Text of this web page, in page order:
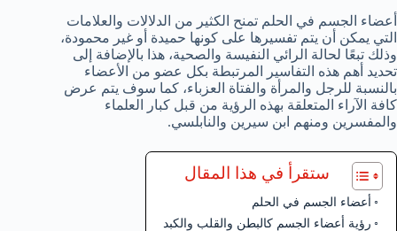
أعضاء الجسم في الحلم تمنح الكثير من الدلالات والعلامات
التي يمكن أن يتم تفسيرها على كونها حميدة أو غير محمودة،
وذلك تبعًا لحالة الرائي النفيسة والصحية، هذا بالإضافة إلى
تحديد أهم هذه التفاسير المرتبطة بكل عضو من الأعضاء
بالنسبة للرجل والمرأة والفتاة العزباء، كما سوف يتم عرض
كافة الآراء المتعلقة بهذه الرؤية من قبل كبار العلماء
والمفسرين ومنهم ابن سيرين والنابلسي.
ستقرأ في هذا المقال
أعضاء الجسم في الحلم
رؤية أعضاء الجسم كالبطن والقلب والكبد